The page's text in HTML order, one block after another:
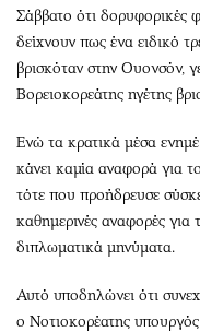
Σάββατο ότι δορυφορικές
δείχνουν πως ένα ειδικό
βρισκόταν στην Ουονσόν,
Βορειοκορεάτης ηγέτης
Ενώ τα κρατικά μέσα
κάνει καμία αναφορά για
τότε που προήδρευσε
καθημερινές αναφορές για
διπλωματικά μηνύματα.
Αυτό υποδηλώνει ότι
ο Νοτιοκορέατης